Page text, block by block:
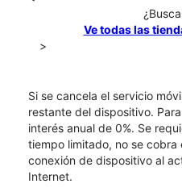
Ve todas las
>
Si se cancela el servicio
restante del dispositivo.
interés anual de 0%. Se
tiempo limitado, no se
conexión de dispositivo al
Internet.